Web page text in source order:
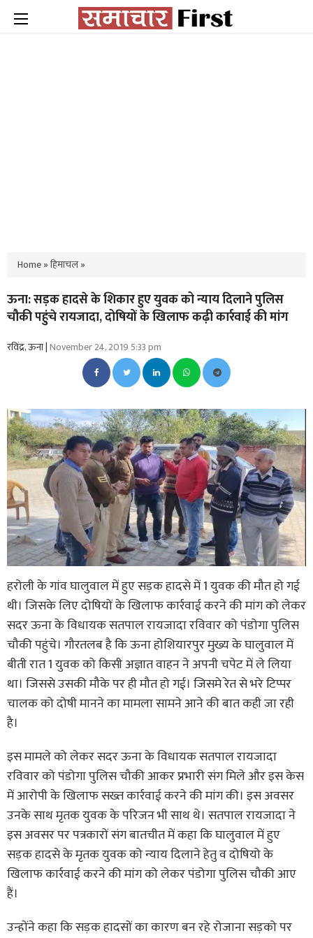
Home»हिमाचल»
ऊना: सड़क हादसे के शिकार हुए युवक को न्याय दिलाने पुलिस
चौकी पहुंचे रायजादा, दोषियों के खिलाफ कढ़ी कार्रवाई की मांग
रविंद्र, ऊना |November 24, 2019 5:33 pm
हरोली के गांव घालुवाल में हुए सड़क हादसे में 1 युवक की मौत हो गई
थी। जिसके लिए दोषियों के खिलाफ कार्रवाई करने की मांग को लेकर
सदर ऊना के विधायक सतपाल रायजादा रविवार को पंडोगा पुलिस
चौकी पहुंचे। गौरतलब है कि ऊना होशियारपुर मुख्य के घालुवाल में
बीती रात 1 युवक को किसी अज्ञात वाहन ने अपनी चपेट में ले लिया
था। जिससे उसकी मौके पर ही मौत हो गई। जिसमे रेत से भरे टिप्पर
चालक को दोषी मानने का मामला सामने आने की बात कही जा रही
है।
इस मामले को लेकर सदर ऊना के विधायक सतपाल रायजादा
रविवार को पंडोगा पुलिस चौकी आकर प्रभारी संग मिले और इस केस
में आरोपी के खिलाफ सख्त कार्रवाई करने की मांग की। इस अवसर
उनके साथ मृतक युवक के परिजन भी साथ थे। सतपाल रायजादा ने
इस अवसर पर पत्रकारों संग बातचीत में कहा कि घालुवाल में हुए
सड़क हादसे के मृतक युवक को न्याय दिलाने हेतु व दोषियो के
खिलाफ कार्रवाई करने की मांग को लेकर पंडोगा पुलिस चौकी आए
हैं।
उन्होंने कहा कि सड़क हादसों का कारण बन रहे रोजाना सड़को पर